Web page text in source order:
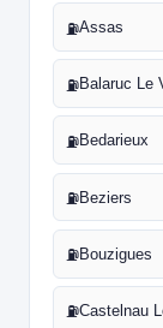
⛽Assas
⛽Balaruc Le
⛽Bedarieux
⛽Beziers
⛽Bouzigues
⛽Castelnau